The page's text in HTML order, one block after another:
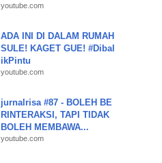
youtube.com
ADA INI DI DALAM RUMAH
SULE! KAGET GUE! #Dibal
ikPintu
youtube.com
jurnalrisa #87 - BOLEH BE
RINTERAKSI, TAPI TIDAK
BOLEH MEMBAWA...
youtube.com